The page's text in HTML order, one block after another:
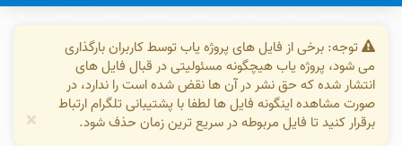
توجه: برخی از فایل های پروژه یاب توسط کاربران بارگذاری
می شود، پروژه یاب هیچگونه مسئولیتی در قبال فایل های
انتشار شده که حق نشر در آن ها نقض شده است را ندارد، در
صورت مشاهده اینگونه فایل ها لطفا با پشتیبانی تلگرام ارتباط
برقرار کنید تا فایل مربوطه در سریع ترین زمان حذف شود.
×